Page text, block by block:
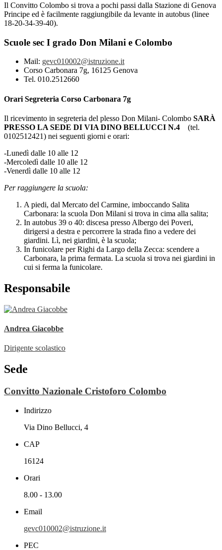
Il Convitto Colombo si trova a pochi passi dalla Stazione di Genova
Principe ed è facilmente raggiungibile da levante in autobus (linee
18-20-34-39-40).
Scuole sec I grado Don Milani e Colombo
Mail: gevc010002@istruzione.it
Corso Carbonara 7g, 16125 Genova
Tel. 010.2512660
Orari Segreteria Corso Carbonara 7g
Il ricevimento in segreteria del plesso Don Milani- Colombo SARÀ
PRESSO LA SEDE DI VIA DINO BELLUCCI N.4 (tel.
0102512421) nei seguenti giorni e orari:
-Lunedì dalle 10 alle 12
-Mercoledì dalle 10 alle 12
-Venerdì dalle 10 alle 12
Per raggiungere la scuola:
A piedi, dal Mercato del Carmine, imboccando Salita
Carbonara: la scuola Don Milani si trova in cima alla salita;
In autobus 39 o 40: discesa presso Albergo dei Poveri,
dirigersi a destra e percorrere la strada fino a vedere dei
giardini. Lì, nei giardini, è la scuola;
In funicolare per Righi da Largo della Zecca: scendere a
Carbonara, la prima fermata. La scuola si trova nei giardini in
cui si ferma la funicolare.
Responsabile
Andrea Giacobbe
Dirigente scolastico
Sede
Convitto Nazionale Cristoforo Colombo
Indirizzo
Via Dino Bellucci, 4
CAP
16124
Orari
8.00 - 13.00
Email
gevc010002@istruzione.it
PEC